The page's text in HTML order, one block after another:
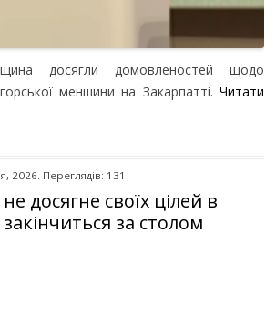
досягли домовленостей щодо
меншини на Закарпатті. Читати
2026. Переглядів: 131
досягне своїх цілей в
закінчиться за столом